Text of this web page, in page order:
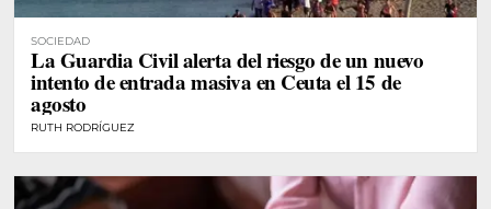
SOCIEDAD
La Guardia Civil alerta del riesgo de un nuevo
intento de entrada masiva en Ceuta el 15 de
agosto
RUTH RODRÍGUEZ